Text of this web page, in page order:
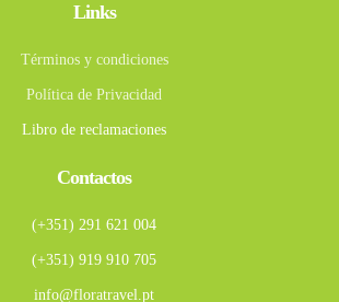
Links
Términos y condiciones
Política de Privacidad
Libro de reclamaciones
Contactos
(+351) 291 621 004
(+351) 919 910 705
info@floratravel.pt